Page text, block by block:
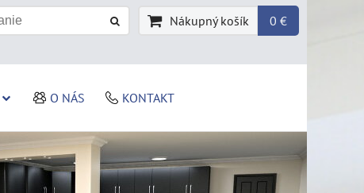
Nákupný košík 0 €
O NÁS KONTAKT